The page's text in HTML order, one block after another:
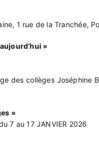
1 rue de la Tranchée,
»
des collèges Joséphine
»
7 au 17 JANVIER 2026